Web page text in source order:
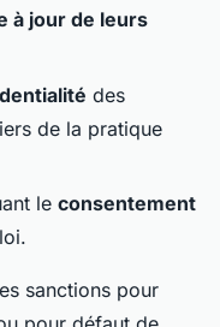
à jour de leurs
des
de la pratique
le consentement
sanctions pour